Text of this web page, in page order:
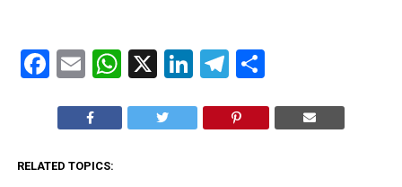
Facebook
EmailWhatsApp
X LinkedIn
Telegram
Share
RELATED TOPICS: